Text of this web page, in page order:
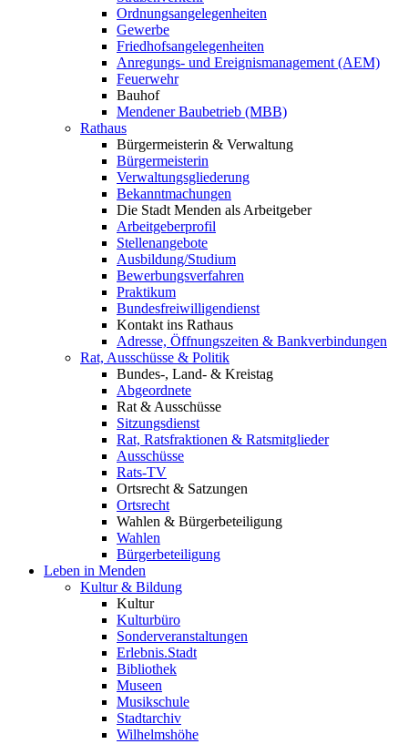
Ordnungsangelegenheiten
Gewerbe
Friedhofsangelegenheiten
Anregungs- und Ereignismanagement (AEM)
Feuerwehr
Bauhof
Mendener Baubetrieb (MBB)
Rathaus
Bürgermeisterin & Verwaltung
Bürgermeisterin
Verwaltungsgliederung
Bekanntmachungen
Die Stadt Menden als Arbeitgeber
Arbeitgeberprofil
Stellenangebote
Ausbildung/Studium
Bewerbungsverfahren
Praktikum
Bundesfreiwilligendienst
Kontakt ins Rathaus
Adresse, Öffnungszeiten & Bankverbindungen
Rat, Ausschüsse & Politik
Bundes-, Land- & Kreistag
Abgeordnete
Rat & Ausschüsse
Sitzungsdienst
Rat, Ratsfraktionen & Ratsmitglieder
Ausschüsse
Rats-TV
Ortsrecht & Satzungen
Ortsrecht
Wahlen & Bürgerbeteiligung
Wahlen
Bürgerbeteiligung
Leben in Menden
Kultur & Bildung
Kultur
Kulturbüro
Sonderveranstaltungen
Erlebnis.Stadt
Bibliothek
Museen
Musikschule
Stadtarchiv
Wilhelmshöhe